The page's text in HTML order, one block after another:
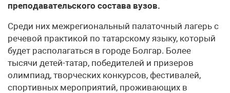
преподавательского состава вузов.
Среди них межрегиональный палаточный лагерь с
речевой практикой по татарскому языку, который
будет располагаться в городе Болгар. Более
тысячи детей-татар, победителей и призеров
олимпиад, творческих конкурсов, фестивалей,
спортивных мероприятий, проживающих в